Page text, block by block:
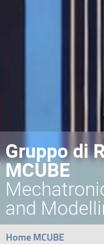
Gruppo di
MCUBE
and
Home MCUBE